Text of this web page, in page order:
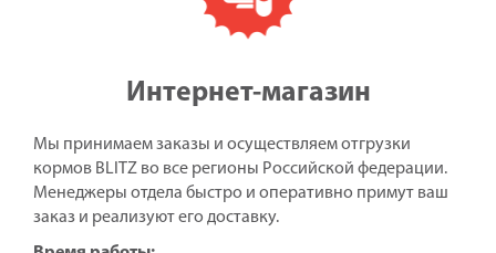
Интернет-магазин
Мы принимаем заказы и осуществляем отгрузки
кормов BLITZ во все регионы Российской федерации.
Менеджеры отдела быстро и оперативно примут ваш
заказ и реализуют его доставку.